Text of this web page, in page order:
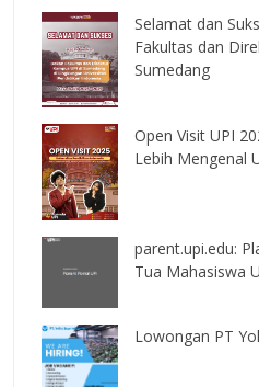
Selamat dan
Fakultas dan
Sumedang
Open Visit UPI
Lebih Mengenal
parent.upi.edu:
Tua Mahasiswa
Lowongan PT